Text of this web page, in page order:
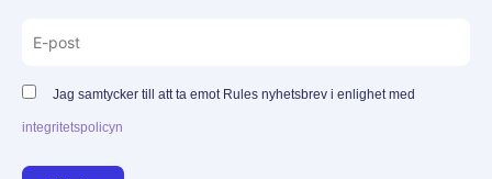
Jag samtycker till att ta emot Rules nyhetsbrev i enlighet med
integritetspolicyn